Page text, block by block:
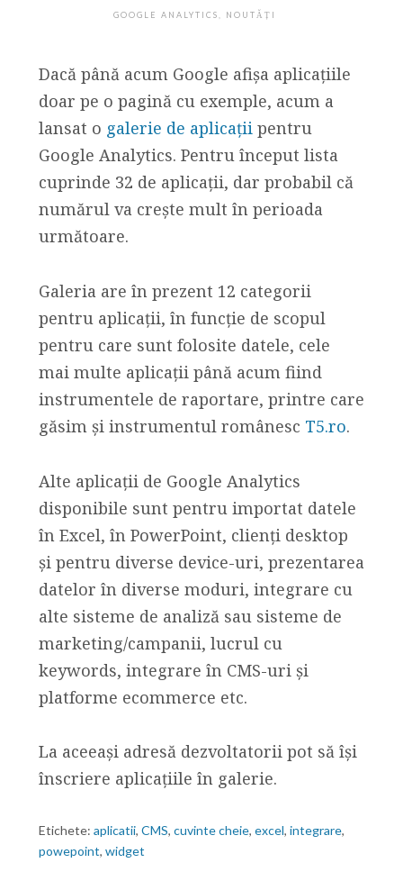
GOOGLE ANALYTICS, NOUTĂȚI
Dacă până acum Google afișa aplicațiile
doar pe o pagină cu exemple, acum a
lansat o galerie de aplicațiipentru
Google Analytics. Pentru început lista
cuprinde 32 de aplicații, dar probabil că
numărul va crește mult în perioada
următoare.
Galeria are în prezent 12 categorii
pentru aplicații, în funcție de scopul
pentru care sunt folosite datele, cele
mai multe aplicații până acum fiind
instrumentele de raportare, printre care
găsim și instrumentul românesc T5.ro.
Alte aplicații de Google Analytics
disponibile sunt pentru importat datele
în Excel, în PowerPoint, clienți desktop
și pentru diverse device-uri, prezentarea
datelor în diverse moduri, integrare cu
alte sisteme de analiză sau sisteme de
marketing/campanii, lucrul cu
keywords, integrare în CMS-uri și
platforme ecommerce etc.
La aceeași adresă dezvoltatorii pot să își
înscriere aplicațiile în galerie.
Etichete: aplicatii, CMS, cuvinte cheie, excel, integrare,
powepoint, widget